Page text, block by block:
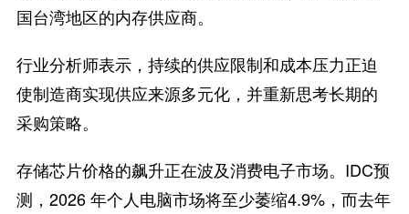
国台湾地区的内存供应商。
行业分析师表示，持续的供应限制和成本压力正迫
使制造商实现供应来源多元化，并重新思考长期的
采购策略。
存储芯片价格的飙升正在波及消费电子市场。IDC预
测，2026 年个人电脑市场将至少萎缩4.9%，而去年